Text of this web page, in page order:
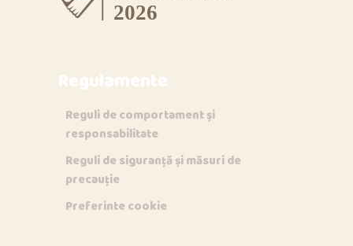
Regulamente
Reguli de comportament și
responsabilitate
Reguli de siguranță și măsuri de
precauție
Preferinte cookie